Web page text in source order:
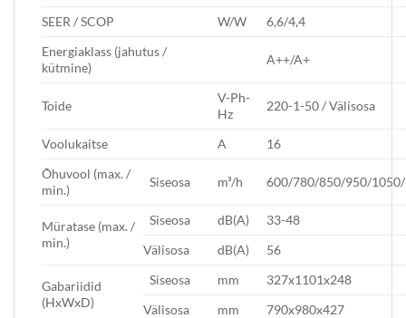
SEER / SCOP
W/W
6,6/4,4
Energiaklass (jahutus /
kütmine)
A++/A+
Toide
V-Ph-
Hz
220-1-50 / Välisosa
Voolukaitse A
16
Õhuvool (max. /
min.)
Siseosa m³/h 600/780/850/950/
Müratase (max. /
min.)
Siseosa dB(A)
33-48
Välisosa
dB(A) 56
Gabariidid
(HxWxD)
Siseosa mm
327x1101x248
Välisosa
mm 790x980x427